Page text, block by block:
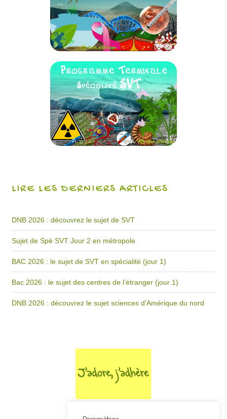
LIRE LES DERNIERS ARTICLES
DNB 2026 : découvrez le sujet de SVT
Sujet de Spé SVT Jour 2 en métropole
BAC 2026 : le sujet de SVT en spécialité (jour 1)
Bac 2026 : le sujet des centres de l’étranger (jour 1)
DNB 2026 : découvrez le sujet sciences d’Amérique du nord